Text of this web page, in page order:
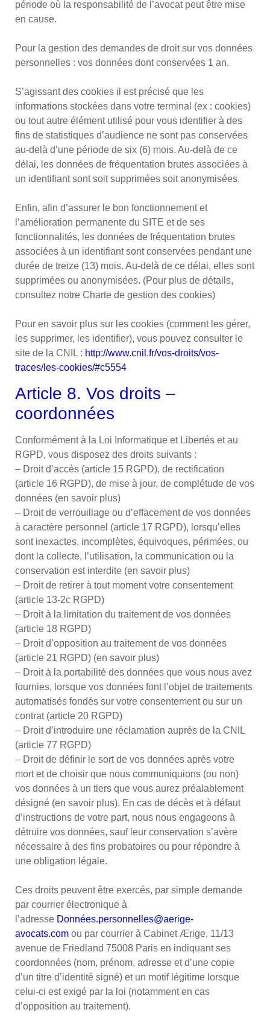
période où la responsabilité de l’avocat peut être mise
en cause.
Pour la gestion des demandes de droit sur vos données
personnelles : vos données dont conservées 1 an.
S’agissant des cookies il est précisé que les
informations stockées dans votre terminal (ex : cookies)
ou tout autre élément utilisé pour vous identifier à des
fins de statistiques d’audience ne sont pas conservées
au-delà d’une période de six (6) mois. Au-delà de ce
délai, les données de fréquentation brutes associées à
un identifiant sont soit supprimées soit anonymisées.
Enfin, afin d’assurer le bon fonctionnement et
l’amélioration permanente du SITE et de ses
fonctionnalités, les données de fréquentation brutes
associées à un identifiant sont conservées pendant une
durée de treize (13) mois. Au-delà de ce délai, elles sont
supprimées ou anonymisées. (Pour plus de détails,
consultez notre Charte de gestion des cookies)
Pour en savoir plus sur les cookies (comment les gérer,
les supprimer, les identifier), vous pouvez consulter le
site de la CNIL : http://www.cnil.fr/vos-droits/vos-
traces/les-cookies/#c5554
Article 8. Vos droits –
coordonnées
Conformément à la Loi Informatique et Libertés et au
RGPD, vous disposez des droits suivants :
– Droit d’accès (article 15 RGPD), de rectification
(article 16 RGPD), de mise à jour, de complétude de vos
données (en savoir plus)
– Droit de verrouillage ou d’effacement de vos données
à caractère personnel (article 17 RGPD), lorsqu’elles
sont inexactes, incomplètes, équivoques, périmées, ou
dont la collecte, l’utilisation, la communication ou la
conservation est interdite (en savoir plus)
– Droit de retirer à tout moment votre consentement
(article 13-2c RGPD)
– Droit à la limitation du traitement de vos données
(article 18 RGPD)
– Droit d’opposition au traitement de vos données
(article 21 RGPD) (en savoir plus)
– Droit à la portabilité des données que vous nous avez
fournies, lorsque vos données font l’objet de traitements
automatisés fondés sur votre consentement ou sur un
contrat (article 20 RGPD)
– Droit d’introduire une réclamation auprès de la CNIL
(article 77 RGPD)
– Droit de définir le sort de vos données après votre
mort et de choisir que nous communiquions (ou non)
vos données à un tiers que vous aurez préalablement
désigné (en savoir plus). En cas de décès et à défaut
d’instructions de votre part, nous nous engageons à
détruire vos données, sauf leur conservation s’avère
nécessaire à des fins probatoires ou pour répondre à
une obligation légale.
Ces droits peuvent être exercés, par simple demande
par courrier électronique à
l’adresse Données.personnelles@aerige-
avocats.com ou par courrier à Cabinet Ærige, 11/13
avenue de Friedland 75008 Paris en indiquant ses
coordonnées (nom, prénom, adresse et d’une copie
d’un titre d’identité signé) et un motif légitime lorsque
celui-ci est exigé par la loi (notamment en cas
d’opposition au traitement).